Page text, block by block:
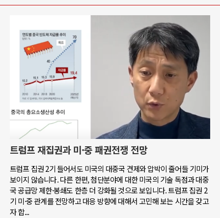
트럼프 재집권과 미·중 패권전쟁 전망
트럼프 집권 2기 들어서도 미국의 대중국 견제와 압박이 줄어들 기미가
보이지 않습니다. 다른 한편, 첨단분야에 대한 미국의 기술 독점과 대중
국 공급망 제한·봉쇄도 한층 더 강화될 것으로 보입니다. 트럼프 집권 2
기 미·중 관계를 전망하고 대응 방향에 대해서 고민해 보는 시간을 갖고
자 합...